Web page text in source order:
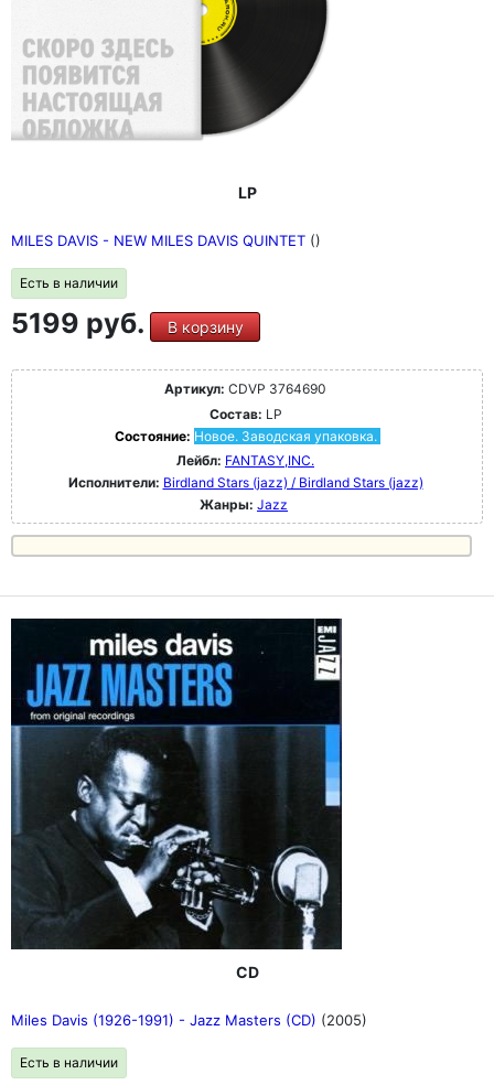
LP
MILES DAVIS - NEW MILES DAVIS QUINTET ()
Есть в наличии
5199 руб. В корзину
Артикул: CDVP 3764690
Состав: LP
Состояние: Новое. Заводская упаковка.
Лейбл: FANTASY,INC.
Исполнители: Birdland Stars (jazz) / Birdland Stars (jazz)
Жанры: Jazz
CD
Miles Davis (1926-1991) - Jazz Masters (CD) (2005)
Есть в наличии